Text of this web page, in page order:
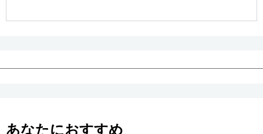
あなたにおすすめ